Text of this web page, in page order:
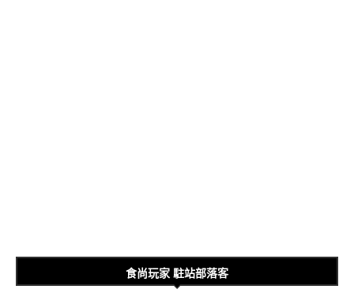
食尚玩家 駐站部落客